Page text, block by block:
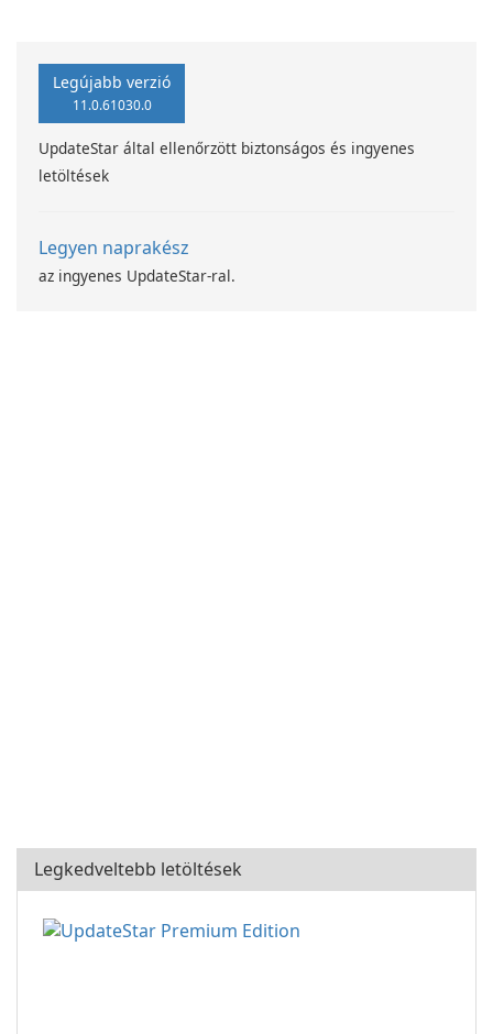
Legújabb verzió
11.0.61030.0
UpdateStar által ellenőrzött biztonságos és ingyenes
letöltések
Legyen naprakész
az ingyenes UpdateStar-ral.
Legkedveltebb letöltések